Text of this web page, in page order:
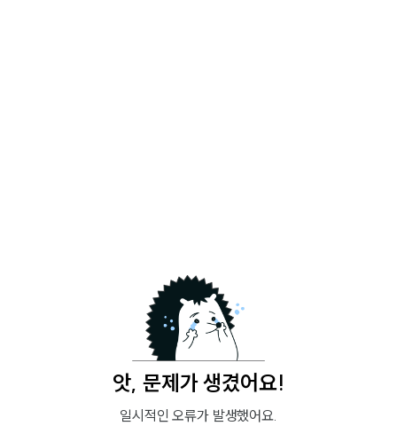
앗, 문제가 생겼어요!
일시적인 오류가 발생했어요.